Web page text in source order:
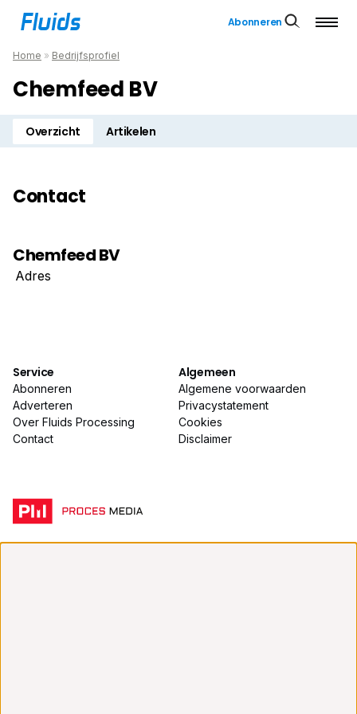
Abonneren
Home » Bedrijfsprofiel
Chemfeed BV
Overzicht Artikelen
Contact
Chemfeed BV
Adres
Service
Abonneren
Adverteren
Over Fluids Processing
Contact
Algemeen
Algemene voorwaarden
Privacystatement
Cookies
Disclaimer